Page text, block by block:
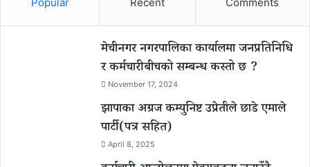
मेचीनगर नगरपालिका कार्यालमा जनप्रतिनिधि
र कर्मचारीबीचको सम्बन्ध कस्तो छ ?
November 17, 2024
झापाका अग्रज कम्युनिष्ट उप्रेतीले छाडे एमाले
पार्टी(पत्र सहित)
April 8, 2025